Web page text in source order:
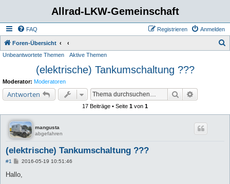
Allrad-LKW-Gemeinschaft
FAQ Anmelden
Registrieren
Foren-Übersicht
Unbeantwortete Themen Aktive Themen
(elektrische) Tankumschaltung ???
Moderator: Moderatoren
Antworten Suche
17 Beiträge • Seite 1 von 1
mangusta
abgefahren
(elektrische) Tankumschaltung ???
#1
B
i
2016-05-19 10:51:46
Hallo,